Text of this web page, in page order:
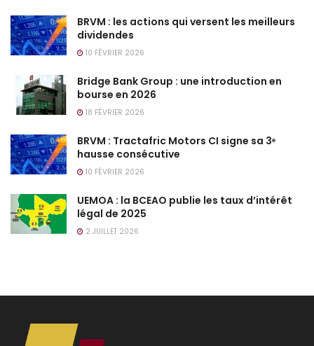
BRVM : les actions qui versent les meilleurs
dividendes
10 FÉVRIER 2026
Bridge Bank Group : une introduction en
bourse en 2026
18 FÉVRIER 2026
BRVM : Tractafric Motors CI signe sa 3ᵉ
hausse consécutive
10 FÉVRIER 2026
UEMOA : la BCEAO publie les taux d’intérêt
légal de 2025
2 JUILLET 2026